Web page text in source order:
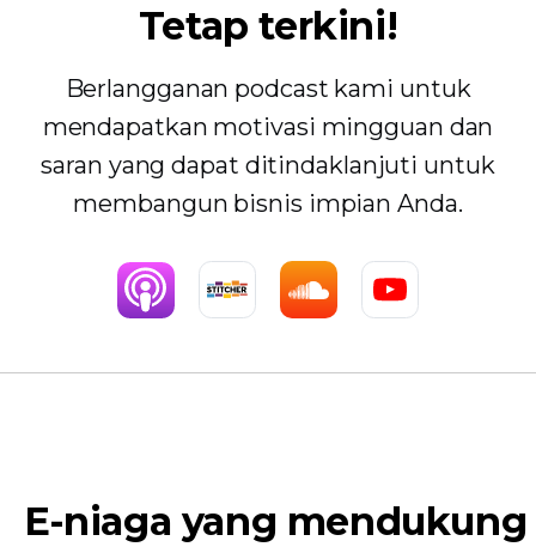
Tetap terkini!
Berlangganan podcast kami untuk
mendapatkan motivasi mingguan dan
saran yang dapat ditindaklanjuti untuk
membangun bisnis impian Anda.
E-niaga yang mendukung